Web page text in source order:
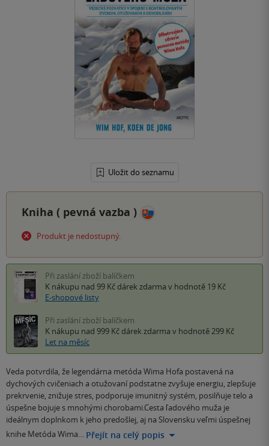
Uložit do seznamu
Kniha ( pevná vazba )
Produkt je nedostupný.
Při zaslání zboží balíčkem
K nákupu nad 99 Kč dárek zdarma v hodnotě 19 Kč
E-shopové listy
Při zaslání zboží balíčkem
K nákupu nad 999 Kč dárek zdarma v hodnotě 299 Kč
Let na měsíc
Veda potvrdila, že legendárna metóda Wima Hofa postavená na
dychových cvičeniach a otužovaní podstatne zvyšuje energiu, zlepšuje
prekrvenie, znižuje stres, podporuje imunitný systém, posilňuje telo a
úspešne bojuje s mnohými chorobami.Cesta ľadového muža je
ideálnym doplnkom k jeho predošlej, aj na Slovensku veľmi úspešnej
knihe Metóda Wima… Přejít na celý popis